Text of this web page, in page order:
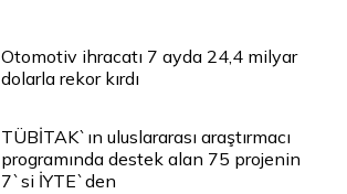
Otomotiv ihracatı 7 ayda 24,4 milyar
dolarla rekor kırdı
TÜBİTAK`ın uluslararası araştırmacı
programında destek alan 75 projenin
7`si İYTE`den